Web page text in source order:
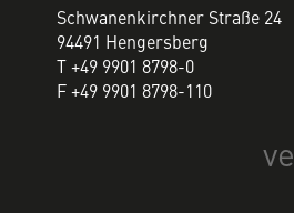
Schwanenkirchner Straße 24
94491 Hengersberg
T +49 9901 8798-0
F +49 9901 8798-110